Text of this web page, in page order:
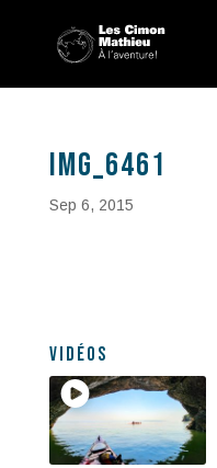
IMG_6461
Sep 6, 2015
Vidéos